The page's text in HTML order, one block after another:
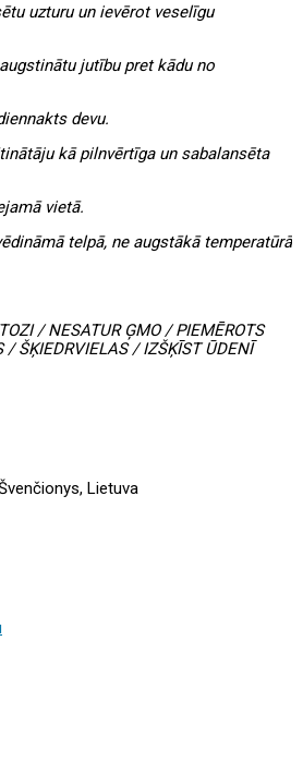
uzturu un ievērot veselīgu
jutību pret kādu no
devu.
kā pilnvērtīga un sabalansēta
vietā.
telpā, ne augstākā temperatūrā
/ NESATUR ĢMO / PIEMĒROTS
/ ŠĶIEDRVIELAS /IZŠĶĪST ŪDENĪ
Lietuva